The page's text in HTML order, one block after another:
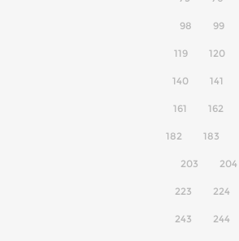
98 99
119 120
140 141
161 162
182 183
203 204
223 224
243 244